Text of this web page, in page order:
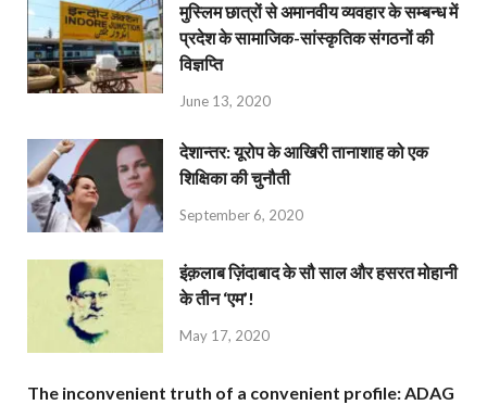
मुस्लिम छात्रों से अमानवीय व्यवहार के सम्बन्ध में
प्रदेश के सामाजिक-सांस्कृतिक संगठनों की
विज्ञप्ति
June 13, 2020
देशान्‍तर: यूरोप के आखिरी तानाशाह को एक
शिक्षिका की चुनौती
September 6, 2020
इंक़लाब ज़िंदाबाद के सौ साल और हसरत मोहानी
के तीन ‘एम’!
May 17, 2020
The inconvenient truth of a convenient profile: ADAG